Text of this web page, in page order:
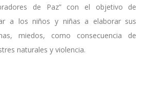
de Paz” con el objetivo de
a los niños y niñas a elaborar sus
miedos, como consecuencia de
naturales y violencia.